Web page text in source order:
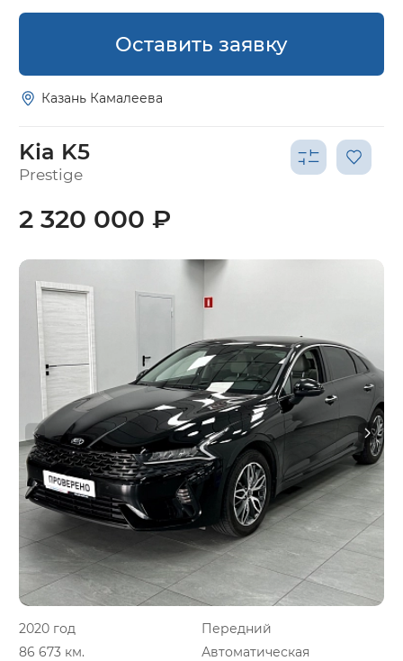
Оставить заявку
Казань Камалеева
Kia K5
Prestige
2020 год
Передний
86 673 км.
Автоматическая
2 320 000 ₽